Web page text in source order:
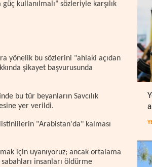
kullanılmalı" sözleriyle karşılık
yönelik bu sözlerini "ahlaki açıdan
şikayet başvurusunda
bu tür beyanların Savcılık
yer verildi.
"Arabistan'da" kalması
için uyanıyoruz; ancak ortalama
insanları öldürme